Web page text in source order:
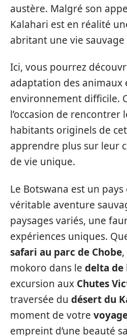
austère. Malgré son
Kalahari est en réalité
abritant une vie
Ici, vous pourrez
adaptation des animaux
environnement difficile.
l’occasion de rencontrer
habitants originels de
apprendre plus sur leur
de vie unique.
Le Botswana est un
véritable aventure
paysages variés, une
expériences uniques.
safari au parc de Chobe
mokoro dans le delta de
excursion aux Chutes
traversée du désert du
moment de votre
empreint d’une beauté